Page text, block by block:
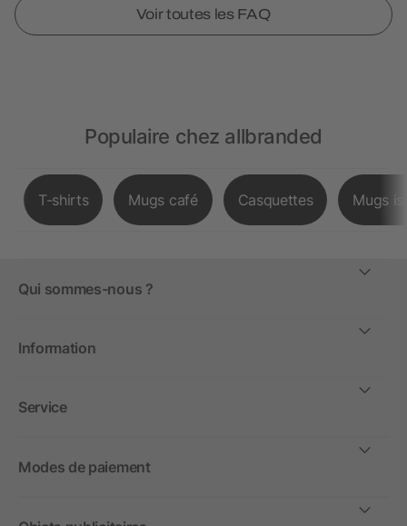
Voir toutes les FAQ
Populaire chez allbranded
T-shirts Mugs café Casquettes Mugs
Qui sommes-nous ?
Information
Service
Modes de paiement